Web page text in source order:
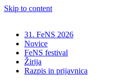
Skip to content
31. FeNS 2026
Novice
FeNS festival
Žirija
Razpis in prijavnica